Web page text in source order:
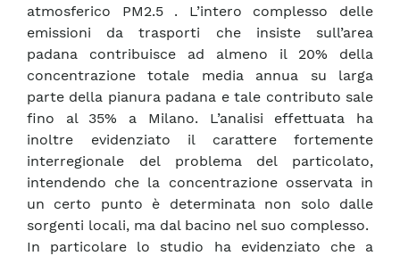
atmosferico PM2.5 . L’intero complesso delle
emissioni da trasporti che insiste sull’area
padana contribuisce ad almeno il 20% della
concentrazione totale media annua su larga
parte della pianura padana e tale contributo sale
fino al 35% a Milano. L’analisi effettuata ha
inoltre evidenziato il carattere fortemente
interregionale del problema del particolato,
intendendo che la concentrazione osservata in
un certo punto è determinata non solo dalle
sorgenti locali, ma dal bacino nel suo complesso.
In particolare lo studio ha evidenziato che a